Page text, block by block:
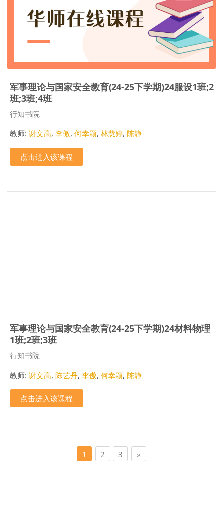
军事理论与国家安全教育(24-25下学期)24服设1班;2
班;3班;4班
课程类别
行知书院
教师: 谢文高, 李傲, 何幸颖, 林慧婷, 陈静
点击进入该课程
军事理论与国家安全教育(24-25下学期)24材料物理
1班;2班;3班
课程类别
行知书院
教师: 谢文高, 陈艺丹, 李傲, 何幸颖, 陈静
点击进入该课程
1 2 3页 3 »下一页